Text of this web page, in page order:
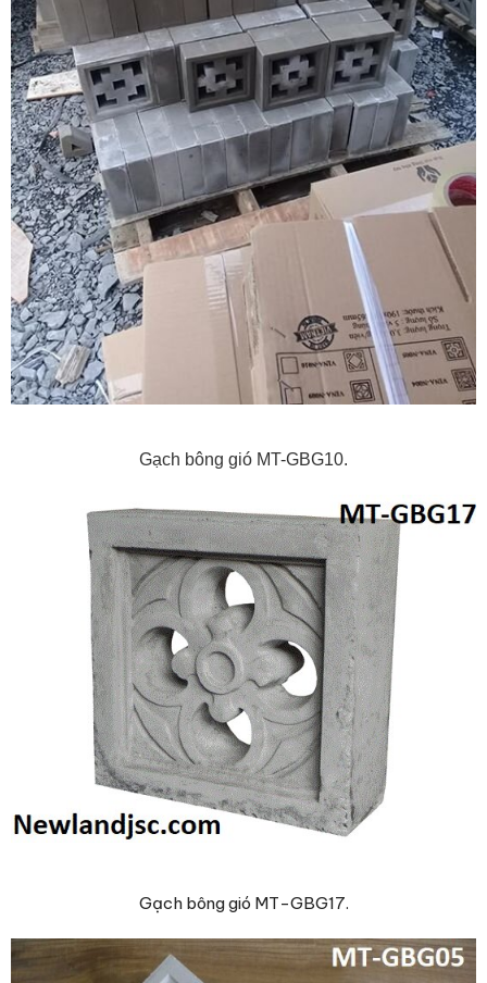
Gạch bông gió MT-GBG10.
Gạch bông gió MT-GBG17.